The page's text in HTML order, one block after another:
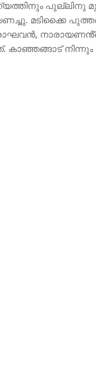
പുല്ലിനു
മടിക്കൈ
കാഞ്ഞങ്ങാട്